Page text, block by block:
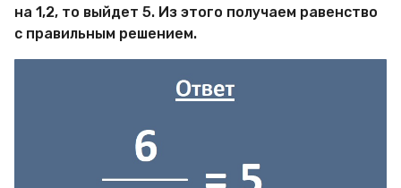
на 1,2, то выйдет 5. Из этого получаем равенство
с правильным решением.